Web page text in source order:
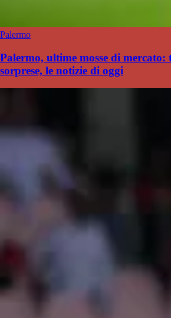
Palermo
Palermo, ultime mosse di
sorprese, le notizie di oggi